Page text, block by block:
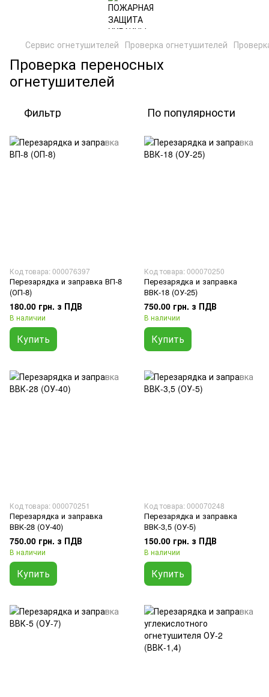
Сервис огнетушителей Проверка огнетушителей
Проверка переносных
огнетушителей
Фильтр По популярности
Код товара: 000076397
Перезарядка и заправка ВП-8
(ОП-8)
180.00 грн. з ПДВ
В наличии
Купить
Код товара: 000070250
Перезарядка и заправка
ВВК-18 (ОУ-25)
750.00 грн. з ПДВ
В наличии
Купить
Код товара: 000070251
Перезарядка и заправка
ВВК-28 (ОУ-40)
750.00 грн. з ПДВ
В наличии
Купить
Код товара: 000070248
Перезарядка и заправка
ВВК-3,5 (ОУ-5)
150.00 грн. з ПДВ
В наличии
Купить